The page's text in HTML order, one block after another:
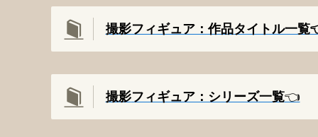
撮影フィギュア：作品タイトル一覧
撮影フィギュア：シリーズ一覧👈️